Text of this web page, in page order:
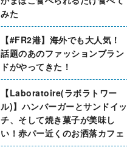
みた
【#FR2港】海外でも大人気！
話題のあのファッションブラン
ドがやってきた！
【Laboratoire(ラボラトワー
ル)】ハンバーガーとサンドイッ
チ、そして焼き菓子が美味し
い！赤パー近くのお洒落カフェ